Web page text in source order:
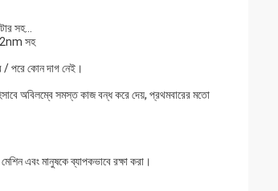
সহ…
সহ
/ পরে কোন দাগ নেই।
অবিলম্বে সমস্ত কাজ বন্ধ করে দেয়, প্রথমবারের মতো
এবং মানুষকে ব্যাপকভাবে রক্ষা করা।